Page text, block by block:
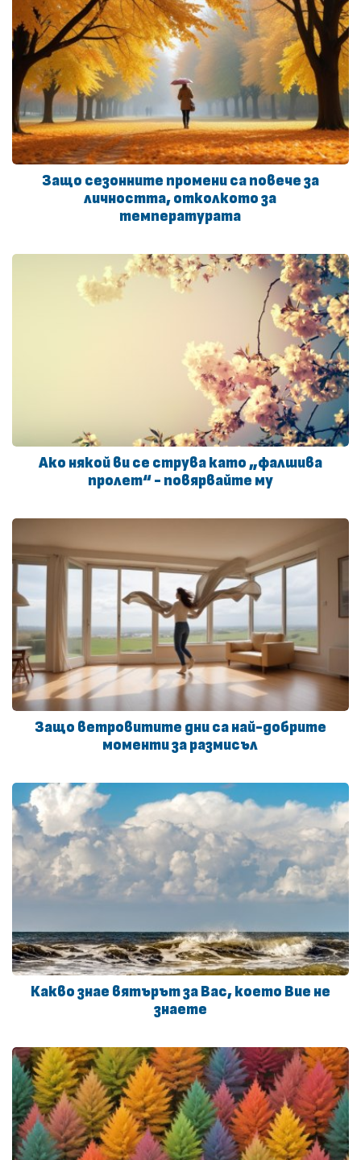
Защо сезонните промени са повече за
личността, отколкото за
температурата
Ако някой ви се струва като „фалшива
пролет“ - повярвайте му
Защо ветровитите дни са най-добрите
моменти за размисъл
Какво знае вятърът за Вас, което Вие не
знаете